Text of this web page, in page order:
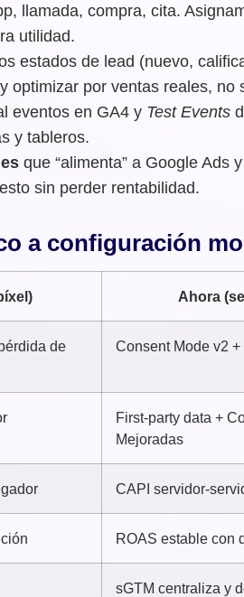
llamada, compra, cita.
utilidad.
estados de lead (nuevo,
y optimizar por ventas reales, no
eventos en GA4 y Test Events
y tableros.
que “alimenta” a Google Ads
sin perder rentabilidad.
a configuración
Ahora
de
Consent Mode v2
First-party data +
Mejoradas
CAPI servidor-
ROAS estable con
sGTM centraliza y